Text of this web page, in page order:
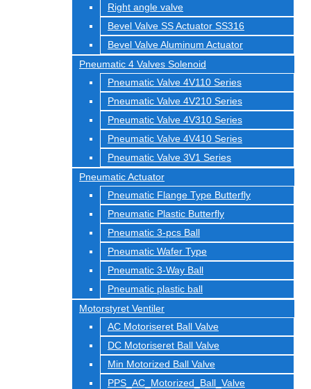
Right angle valve
Bevel Valve SS Actuator SS316
Bevel Valve Aluminum Actuator
Pneumatic 4 Valves Solenoid
Pneumatic Valve 4V110 Series
Pneumatic Valve 4V210 Series
Pneumatic Valve 4V310 Series
Pneumatic Valve 4V410 Series
Pneumatic Valve 3V1 Series
Pneumatic Actuator
Pneumatic Flange Type Butterfly
Pneumatic Plastic Butterfly
Pneumatic 3-pcs Ball
Pneumatic Wafer Type
Pneumatic 3-Way Ball
Pneumatic plastic ball
Motorstyret Ventiler
AC Motoriseret Ball Valve
DC Motoriseret Ball Valve
Min Motorized Ball Valve
PPS_AC_Motorized_Ball_Valve